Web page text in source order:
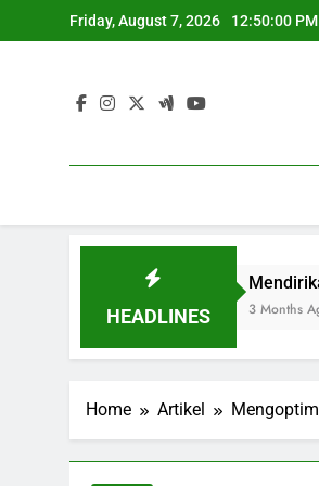
to
Friday, August 7, 2026 12:50:01 PM
HEADLINES
Mendirikan
3 Months Ago
Home Artikel